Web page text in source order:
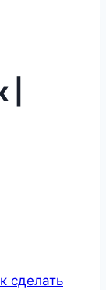
сделать